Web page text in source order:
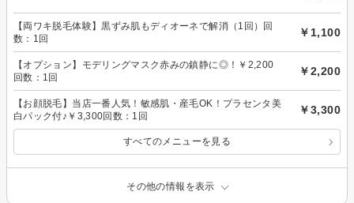
【両ワキ脱毛体験】黒ずみ肌もディオーネで解消（1回）回
数：1回
￥1,100
【オプション】モデリングマスク赤みの鎮静に◎！￥2,200
回数：1回
￥2,200
【お顔脱毛】当店一番人気！敏感肌・産毛OK！プラセンタ美
白パック付♪￥3,300回数：1回
￥3,300
すべてのメニューを見る
その他の情報を表示